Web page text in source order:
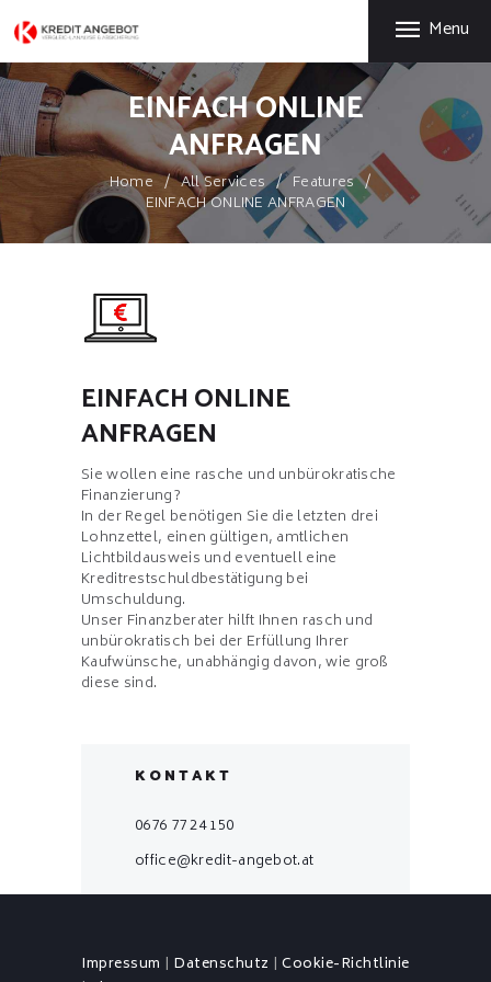
Menu
EINFACH ONLINE
ANFRAGEN
Home All Services
Features
EINFACH ONLINE ANFRAGEN
START
LEISTUNGEN
UNTERNEHMEN
KUNDEN ÜBER UNS
KONTAKT
GRATIS EBOOK
EINFACH ONLINE
ANFRAGEN
Sie wollen eine rasche und unbürokratische
Finanzierung?
In der Regel benötigen Sie die letzten drei
Lohnzettel, einen gültigen, amtlichen
Lichtbildausweis und eventuell eine
Kreditrestschuldbestätigung bei
Umschuldung.
Unser Finanzberater hilft Ihnen rasch und
unbürokratisch bei der Erfüllung Ihrer
Kaufwünsche, unabhängig davon, wie groß
diese sind.
KONTAKT
0676 77 24 150
office@kredit-angebot.at
Impressum | Datenschutz | Cookie-Richtlinie